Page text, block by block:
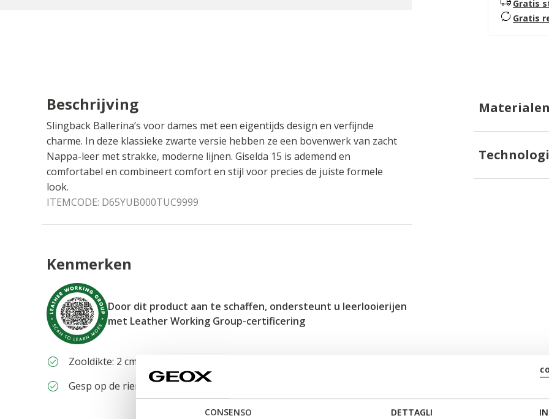
CONSENSO DETTAGLI
Gratis
Gratis
Beschrijving
Slingback Ballerina’s voor dames met een eigentijds design en verfijnde
charme. In deze klassieke zwarte versie hebben ze een bovenwerk van zacht
Nappa-leer met strakke, moderne lijnen. Giselda 15 is ademend en
comfortabel en combineert comfort en stijl voor precies de juiste formele
look.
ITEMCODE: D65YUB000TUC9999
Kenmerken
Door dit product aan te schaffen, ondersteunt u leerlooierijen
met Leather Working Group-certificering
Zooldikte: 2 cm / 0,8"
Gesp op de riem om de pasvorm aan te passen
Materialen